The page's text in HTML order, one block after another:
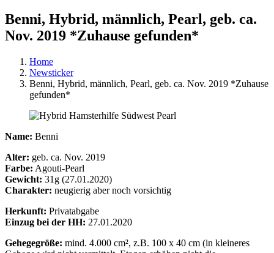
Benni, Hybrid, männlich, Pearl, geb. ca.
Nov. 2019 *Zuhause gefunden*
Home
Newsticker
Benni, Hybrid, männlich, Pearl, geb. ca. Nov. 2019 *Zuhause
gefunden*
Name: Benni
Alter: geb. ca. Nov. 2019
Farbe: Agouti-Pearl
Gewicht: 31g (27.01.2020)
Charakter: neugierig aber noch vorsichtig
Herkunft: Privatabgabe
Einzug bei der HH: 27.01.2020
Gehegegröße: mind. 4.000 cm², z.B. 100 x 40 cm (in kleineres